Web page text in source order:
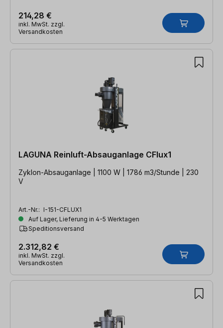
214,28 €
inkl. MwSt. zzgl.
Versandkosten
LAGUNA Reinluft-Absauganlage CFlux1
Zyklon-Absauganlage | 1100 W | 1786 m3/Stunde | 230
V
Art.-Nr.: I-151-CFLUX1
Auf Lager, Lieferung in 4-5 Werktagen
Speditionsversand
2.312,82 €
inkl. MwSt. zzgl.
Versandkosten